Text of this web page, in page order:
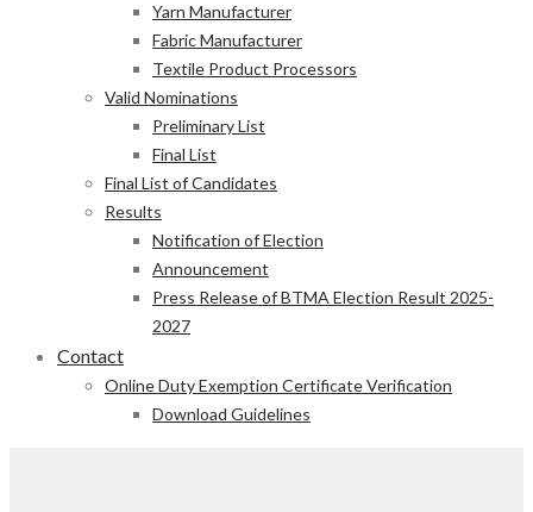
Yarn Manufacturer
Fabric Manufacturer
Textile Product Processors
Valid Nominations
Preliminary List
Final List
Final List of Candidates
Results
Notification of Election
Announcement
Press Release of BTMA Election Result 2025-
2027
Contact
Online Duty Exemption Certificate Verification
Download Guidelines